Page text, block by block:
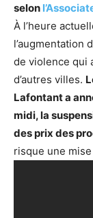
selon
À l’heure
l’augmentation
de violence qui
d’autres villes.
Lafontant a
midi, la
des prix des
risque une